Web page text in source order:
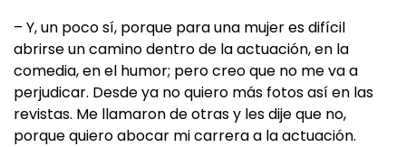
– Y, un poco sí, porque para una mujer es difícil
abrirse un camino dentro de la actuación, en la
comedia, en el humor; pero creo que no me va a
perjudicar. Desde ya no quiero más fotos así en las
revistas. Me llamaron de otras y les dije que no,
porque quiero abocar mi carrera a la actuación.